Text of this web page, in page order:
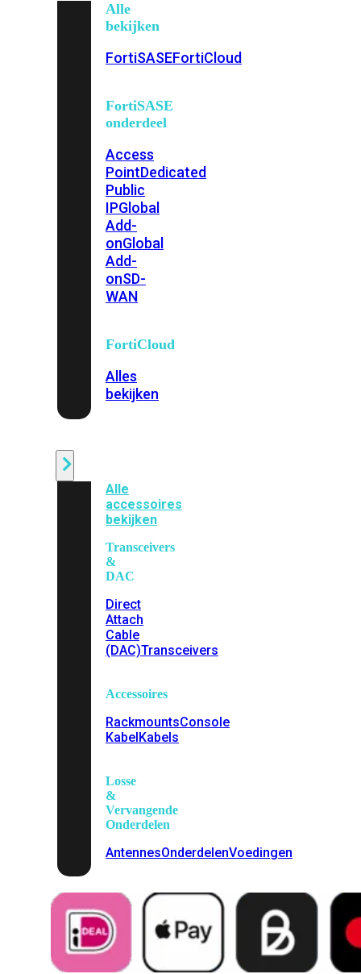
Alle
bekijken
FortiSASEFortiCloud
FortiSASE
onderdeel
Access
PointDedicated
Public
IPGlobal
Add-
onGlobal
Add-
onSD-
WAN
FortiCloud
Alles
bekijken
Alle
accessoires
bekijken
Transceivers
&
DAC
Direct
Attach
Cable
(DAC)Transceivers
Accessoires
RackmountsConsole
KabelKabels
Losse
&
Vervangende
Onderdelen
AntennesOnderdelenVoedingen